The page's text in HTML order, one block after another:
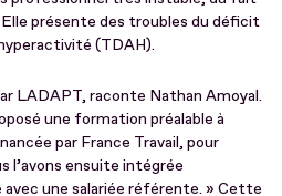
présente des troubles du déficit
(TDAH).
LADAPT, raconte Nathan Amoyal.
une formation préalable à
par France Travail, pour
l’avons ensuite intégrée
une salariée référente. » Cette